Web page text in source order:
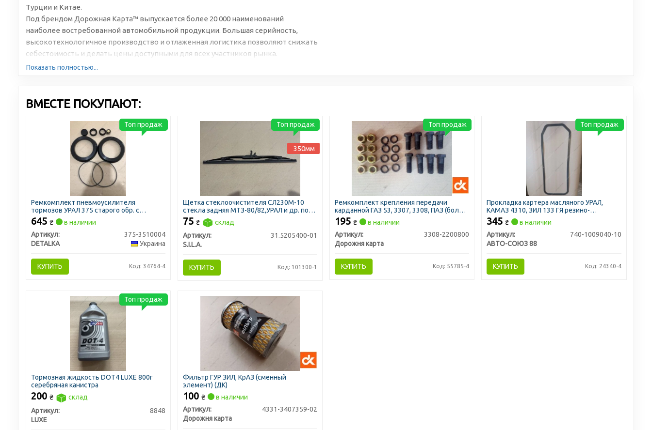
Турции и Китае.
Под брендом Дорожная Карта™ выпускается более 20 000 наименований
наиболее востребованной автомобильной продукции. Большая серийность,
высокотехнологичное производство и отлаженная логистика позволяют снижать
себестоимость и делать цены доступными для всех участников рынка.
Показать полностью...
ВМЕСТЕ ПОКУПАЮТ:
Ремкомплект пневмоусилителя
тормозов УРАЛ 375 старого обр. с
главным (полный) (DETALKA)
645 ₴
в наличии
Артикул:
375-3510004
DETALKA
Украина
КУПИТЬ Код: 34764-4
Топ продаж
Щетка стеклоочистителя СЛ230М-10
стекла задняя МТЗ-80/82,УРАЛ и др. под
крюк 350мм (пр-во SILA)
75 ₴
склад
Артикул:
31.5205400-01
S.I.L.A.
КУПИТЬ Код: 101300-1
Топ продаж
350мм
Ремкомплект крепления передачи
карданной ГАЗ 53, 3307, 3308, ПАЗ (болты
в сб.) (ДК)
195 ₴
в наличии
Артикул:
3308-2200800
Дорожня карта
КУПИТЬ Код: 55785-4
Топ продаж
Прокладка картера масляного УРАЛ,
КАМАЗ 4310, ЗИЛ 133 ГЯ резино-
пробковая
345₴
в наличии
Артикул:
740-1009040-10
АВТО-СОЮЗ 88
КУПИТЬ Код: 24340-4
Топ продаж
Тормозная жидкость DOT4 LUXЕ 800г
серебряная канистра
200 ₴
склад
Артикул:
8848
LUXE
Топ продаж
Фильтр ГУР ЗИЛ, КрАЗ (сменный
элемент) (ДК)
100 ₴
в наличии
Артикул:
4331-3407359-02
Дорожня карта